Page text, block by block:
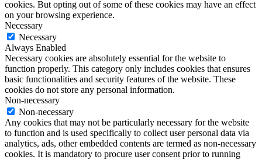
cookies. But opting out of some of these cookies may have an effect
on your browsing experience.
Necessary
Necessary
Always Enabled
Necessary cookies are absolutely essential for the website to
function properly. This category only includes cookies that ensures
basic functionalities and security features of the website. These
cookies do not store any personal information.
Non-necessary
Non-necessary
Any cookies that may not be particularly necessary for the website
to function and is used specifically to collect user personal data via
analytics, ads, other embedded contents are termed as non-necessary
cookies. It is mandatory to procure user consent prior to running